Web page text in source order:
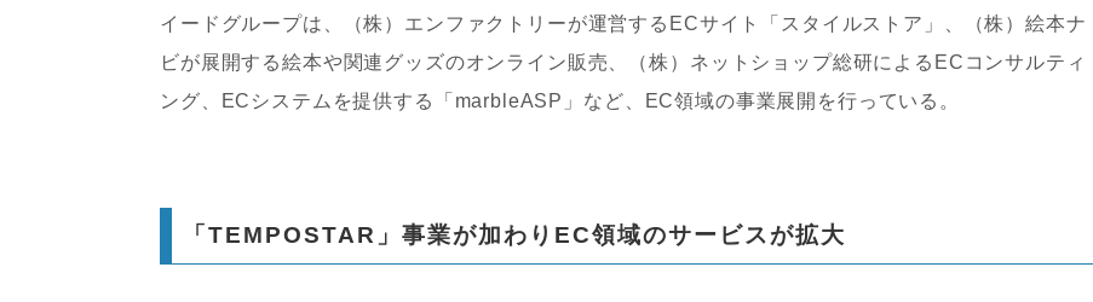
イードグループは、（株）エンファクトリーが運営するECサイト「スタイルストア」、（株）絵本ナ
ビが展開する絵本や関連グッズのオンライン販売、（株）ネットショップ総研によるECコンサルティ
ング、ECシステムを提供する「marbleASP」など、EC領域の事業展開を行っている。
「TEMPOSTAR」事業が加わりEC領域のサービスが拡大